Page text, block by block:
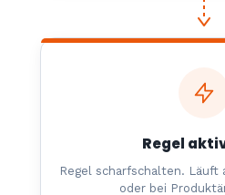
Regel
Regel scharfschalten. Läuft
oder bei